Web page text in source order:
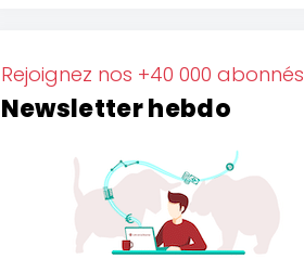
Rejoignez nos +40 000 abonnés
Newsletter hebdo